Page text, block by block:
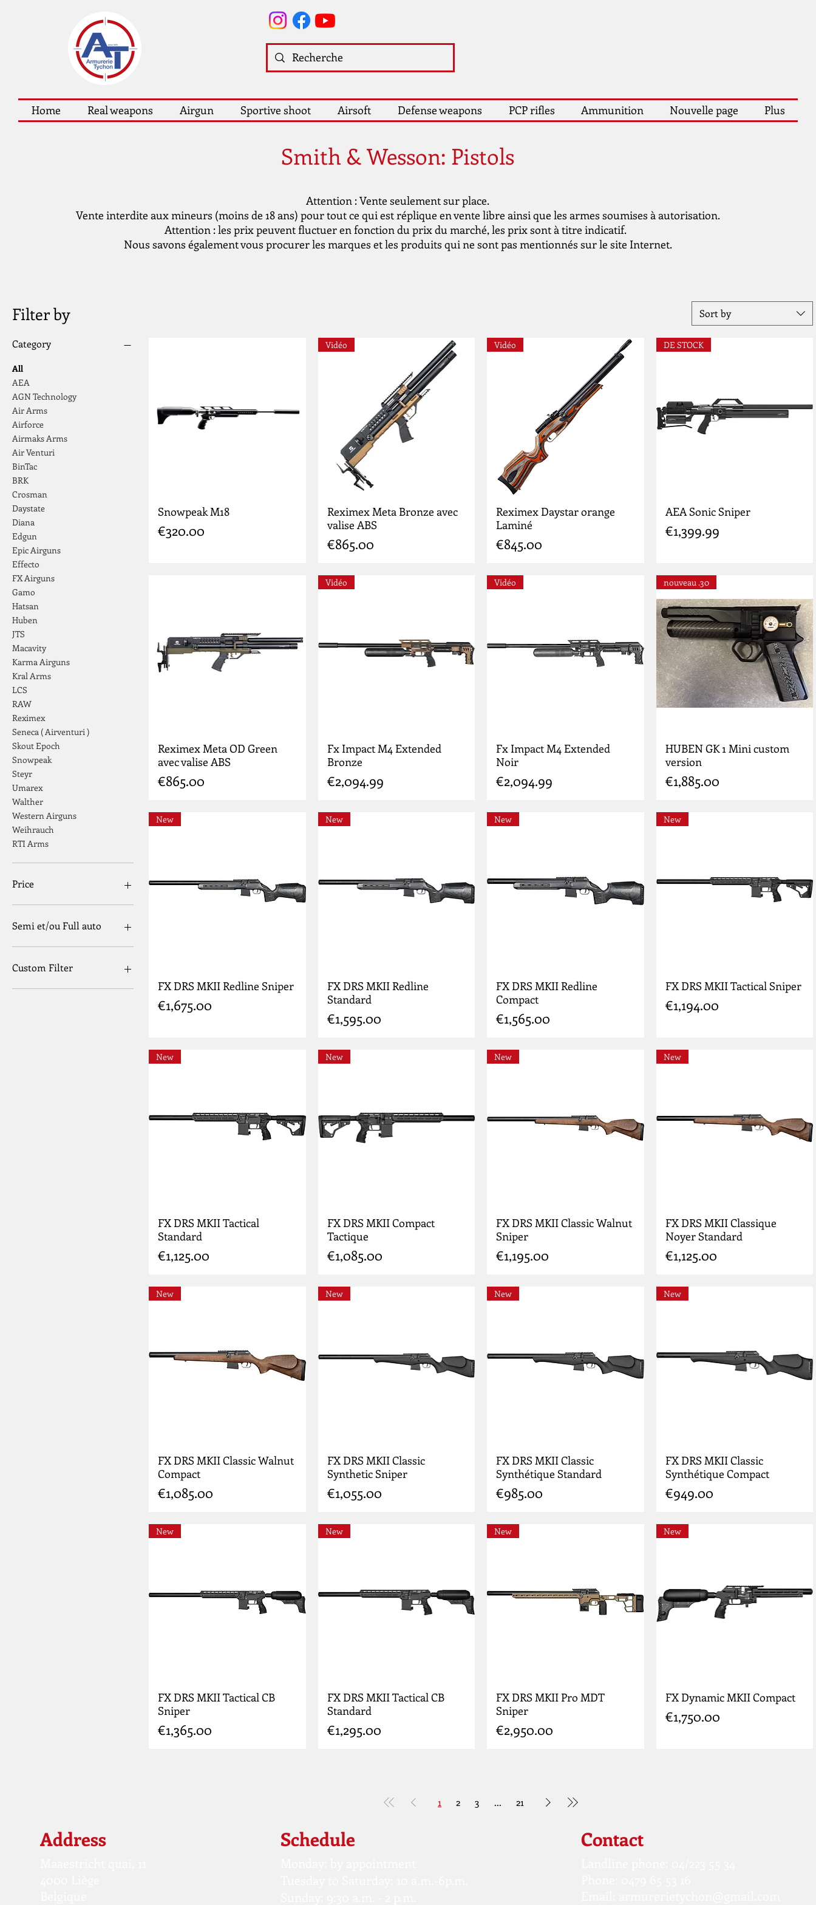
Home Real weapons Airgun Sportive shoot Airsoft Defense weapons PCP rifles Ammunition Nouvelle page Plus
Smith & Wesson: Pistols
Attention : Vente seulement sur place.
Vente interdite aux mineurs (moins de 18 ans) pour tout ce qui est réplique en vente libre ainsi que les armes soumises à autorisation.
Attention : les prix peuvent fluctuer en fonction du prix du marché, les prix sont à titre indicatif.
Nous savons également vous procurer les marques et les produits qui ne sont pas mentionnés sur le site Internet.
Filter by
Category
All
AEA
AGN Technology
Air Arms
Airforce
Airmaks Arms
Air Venturi
BinTac
BRK
Crosman
Daystate
Diana
Edgun
Epic Airguns
Effecto
FX Airguns
Gamo
Hatsan
Huben
JTS
Macavity
Karma Airguns
Kral Arms
LCS
RAW
Reximex
Seneca ( Airventuri )
Skout Epoch
Snowpeak
Steyr
Umarex
Walther
Western Airguns
Weihrauch
RTI Arms
Price
€0
Semi et/ou Full auto
Semi et/ou Full auto
Custom Filter
BRK
Sort by
Snowpeak M18
Price
€320.00
Vidéo
Reximex Meta Bronze avec
valise ABS
Price
€865.00
Vidéo
Reximex Daystar orange
Laminé
Price
€845.00
DE STOCK
AEA Sonic Sniper
Price
€1,399.99
Reximex Meta OD Green
avec valise ABS
Price
€865.00
Vidéo
Fx Impact M4 Extended
Bronze
Price
€2,094.99
Vidéo
Fx Impact M4 Extended
Noir
Price
€2,094.99
nouveau .30
HUBEN GK 1 Mini custom
version
Price
€1,885.00
New
FX DRS MKII Redline Sniper
Price
€1,675.00
New
FX DRS MKII Redline
Standard
Price
€1,595.00
New
FX DRS MKII Redline
Compact
Price
€1,565.00
New
FX DRS MKII Tactical Sniper
Price
€1,194.00
New
FX DRS MKII Tactical
Standard
Price
€1,125.00
New
FX DRS MKII Compact
Tactique
Price
€1,085.00
New
FX DRS MKII Classic Walnut
Sniper
Price
€1,195.00
New
FX DRS MKII Classique
Noyer Standard
Price
€1,125.00
New
FX DRS MKII Classic Walnut
Compact
Price
€1,085.00
New
FX DRS MKII Classic
Synthetic Sniper
Price
€1,055.00
New
FX DRS MKII Classic
Synthétique Standard
Price
€985.00
New
FX DRS MKII Classic
Synthétique Compact
Price
€949.00
New
FX DRS MKII Tactical CB
Sniper
Price
€1,365.00
New
FX DRS MKII Tactical CB
Standard
Price
€1,295.00
New
FX DRS MKII Pro MDT
Sniper
Price
€2,950.00
New
FX Dynamic MKII Compact
Price
€1,750.00
1 2 3 ... 21
Address Schedule Contact